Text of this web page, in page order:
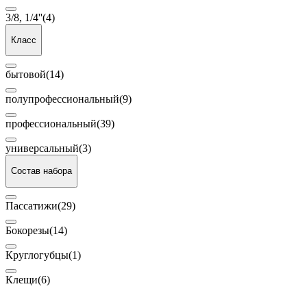
3/8, 1/4''(4)
Класс
бытовой(14)
полупрофессиональный(9)
профессиональный(39)
универсальный(3)
Состав набора
Пассатижи(29)
Бокорезы(14)
Круглогубцы(1)
Клещи(6)